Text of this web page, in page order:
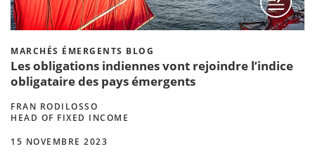
MARCHÉS ÉMERGENTS BLOG
Les obligations indiennes vont rejoindre l’indice
obligataire des pays émergents
FRAN RODILOSSO
HEAD OF FIXED INCOME
15 NOVEMBRE 2023